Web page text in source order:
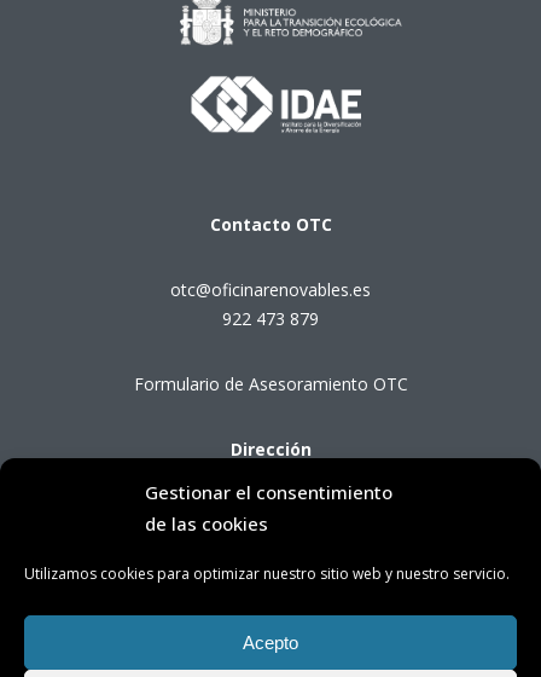
Gestionar el consentimiento
de las cookies
Utilizamos cookies para optimizar nuestro sitio web y nuestro servicio.
Acepto
Contacto OTC
otc@oficinarenovables.es
922 473 879
Formulario de Asesoramiento OTC
Dirección
Avenida Tres de Mayo, 71